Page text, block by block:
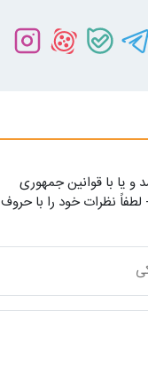
و یا با قوانین جمهوری
نظرات خود را با حروف